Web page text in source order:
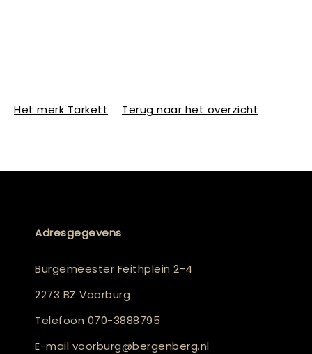
Het merk Tarkett Terug naar het overzicht
Adresgegevens
Burgemeester Feithplein 2-4
2273 BZ Voorburg
Telefoon 070-3888795
E-mail voorburg@bergenberg.nl